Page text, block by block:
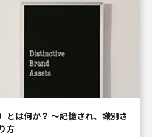
とは何か？ ～記憶され、識別さ
方